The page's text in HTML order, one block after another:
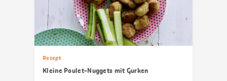
Rezept
Kleine Poulet-Nuggets mit Gurken